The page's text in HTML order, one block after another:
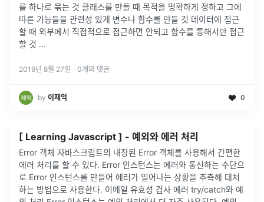
를 하나로 묶는 것 클래스를 만들 때 목적을 명확하게 정하고 그에
따른 기능들을 관련성 있게 변수나 함수를 만들 것 데이터에 접근
할 때 외부에서 직접적으로 접근하면 안되고 함수를 통해서만 접근
할 것 ...
2019년 8월 27일 · 0개의 댓글
by 이재익 0
[ Learning Javascript ] - 예외와 에러 처리
Error 객체 자바스크립트의 내장된 Error 객체를 사용해서 간편한
에러 처리를 할 수 있다. Error 인스턴스는 에러와 통신하는 수단으
로 Error 인스턴스를 만들어 에러가 일어나는 상황을 추측해 대처
하는 방법으로 사용한다. 이메일 유효성 검사 에러 try/catch와 예